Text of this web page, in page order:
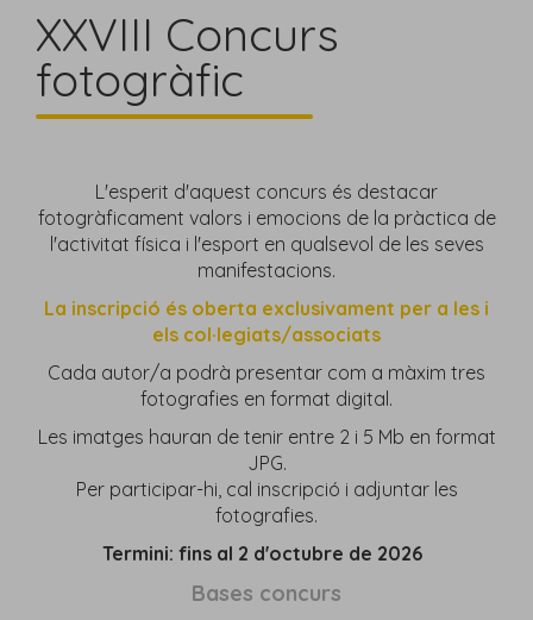
XXVIII Concurs
fotogràfic
L'esperit d'aquest concurs és destacar
fotogràficament valors i emocions de la pràctica de
l'activitat física i l'esport en qualsevol de les seves
manifestacions.
La inscripció és oberta exclusivament per a les i
els col·legiats/associats
Cada autor/a podrà presentar com a màxim tres
fotografies en format digital.
Les imatges hauran de tenir entre 2 i 5 Mb en format
JPG.
Per participar-hi, cal inscripció i adjuntar les
fotografies.
Termini: fins al 2 d'octubre de 2026
Bases concurs